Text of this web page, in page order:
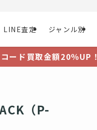
LINE査定 ジャンル別
ード買取金額20％UP！
（P-